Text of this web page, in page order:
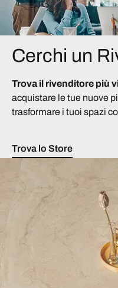
Cerchi un
Trova il rivenditore più
acquistare le tue nuove
trasformare i tuoi spazi
Trova lo Store